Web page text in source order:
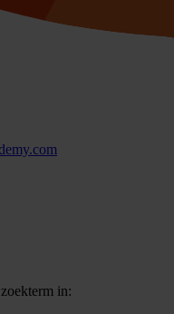
in: